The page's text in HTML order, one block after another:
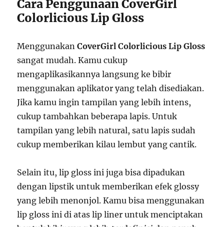
Cara Penggunaan CoverGirl
Colorlicious Lip Gloss
MenggunakanCoverGirl Colorlicious Lip Gloss
sangat mudah. Kamu cukup
mengaplikasikannya langsung ke bibir
menggunakan aplikator yang telah disediakan.
Jika kamu ingin tampilan yang lebih intens,
cukup tambahkan beberapa lapis. Untuk
tampilan yang lebih natural, satu lapis sudah
cukup memberikan kilau lembut yang cantik.
Selain itu, lip gloss ini juga bisa dipadukan
dengan lipstik untuk memberikan efek glossy
yang lebih menonjol. Kamu bisa menggunakan
lip gloss ini di atas lip liner untuk menciptakan